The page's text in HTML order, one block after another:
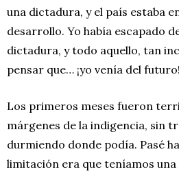
una dictadura, y el país estaba
desarrollo. Yo había escapado
dictadura, y todo aquello, tan
pensar que… ¡yo venía del futuro!
Los primeros meses fueron
márgenes de la indigencia, sin
durmiendo donde podía. Pasé
limitación era que teníamos